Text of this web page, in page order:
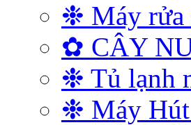
❉ Máy rửa
✿ CÂY
❉ Tủ lạnh
❉ Máy